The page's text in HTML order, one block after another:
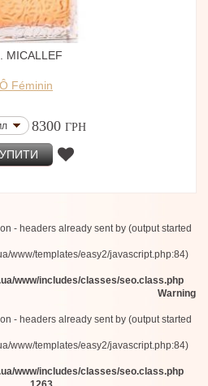
MICALLEF
Ô Féminin
8300 ГРН
- headers already sent by (output started
www/templates/easy2/javascript.php:84)
www/includes/classes/seo.class.php
Warning
- headers already sent by (output started
www/templates/easy2/javascript.php:84)
www/includes/classes/seo.class.php